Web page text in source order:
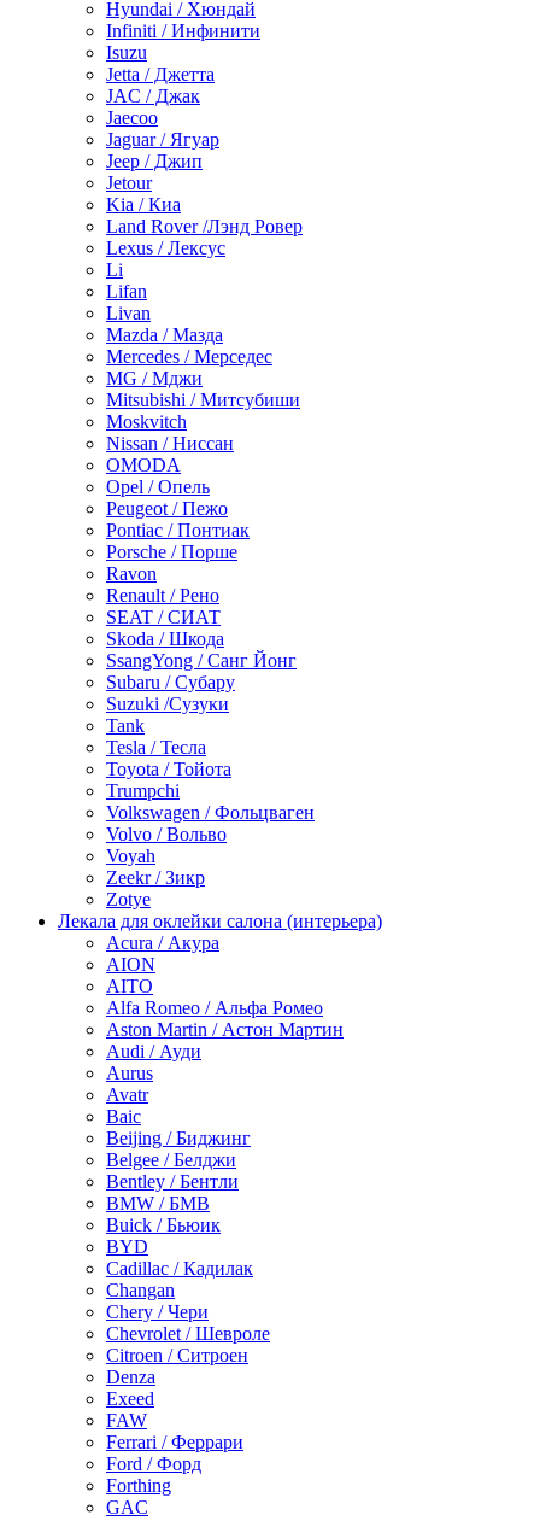
Hyundai / Хюндай
Infiniti / Инфинити
Isuzu
Jetta / Джетта
JAC / Джак
Jaecoo
Jaguar / Ягуар
Jeep / Джип
Jetour
Kia / Киа
Land Rover /Лэнд Ровер
Lexus / Лексус
Li
Lifan
Livan
Mazda / Мазда
Mercedes / Мерседес
MG / Мджи
Mitsubishi / Митсубиши
Moskvitch
Nissan / Ниссан
OMODA
Opel / Опель
Peugeot / Пежо
Pontiac / Понтиак
Porsche / Порше
Ravon
Renault / Рено
SEAT / СИАТ
Skoda / Шкода
SsangYong / Санг Йонг
Subaru / Субару
Suzuki /Сузуки
Tank
Tesla / Тесла
Toyota / Тойота
Trumpchi
Volkswagen / Фольцваген
Volvo / Вольво
Voyah
Zeekr / Зикр
Zotye
Лекала для оклейки салона (интерьера)
Acura / Акура
AION
AITO
Alfa Romeo / Альфа Ромео
Aston Martin / Астон Мартин
Audi / Ауди
Aurus
Avatr
Baic
Beijing / Биджинг
Belgee / Белджи
Bentley / Бентли
BMW / БМВ
Buick / Бьюик
BYD
Cadillac / Кадилак
Changan
Chery / Чери
Chevrolet / Шевроле
Citroen / Ситроен
Denza
Exeed
FAW
Ferrari / Феррари
Ford / Форд
Forthing
GAC